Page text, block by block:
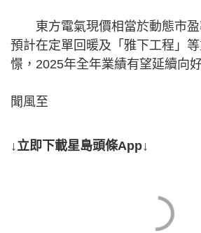
東方電氣現價相當於動態市盈
預計在定單回暖及「雅下工程」
憬，2025年全年業績有望延續向
聞風至
↓立即下載星島頭條App↓